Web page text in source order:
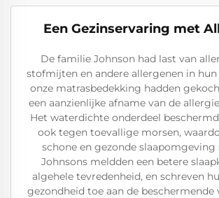
Een Gezinservaring met
De familie Johnson had last van
stofmijten en andere allergenen in hun
onze matrasbedekking hadden
een aanzienlijke afname van de
Het waterdichte onderdeel
ook tegen toevallige morsen,
schone en gezonde slaapomgeving
Johnsons meldden een betere
algehele tevredenheid, en schreven
gezondheid toe aan de beschermende